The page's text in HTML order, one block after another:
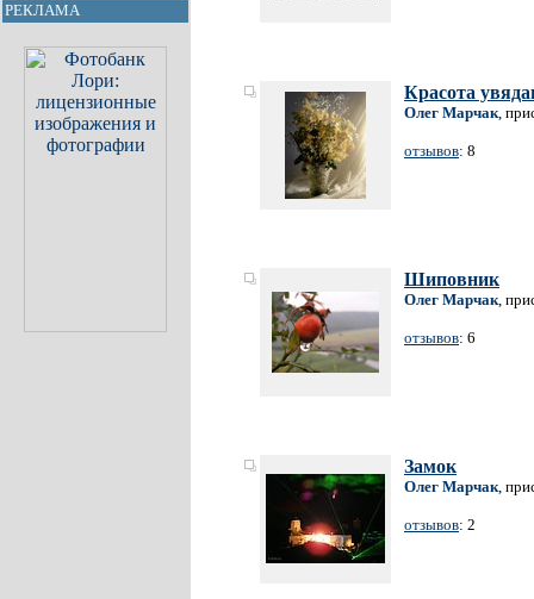
РЕКЛАМА
Красота
Олег Марчак,
отзывов: 8
Шиповник
Олег Марчак,
отзывов: 6
Замок
Олег Марчак,
отзывов: 2